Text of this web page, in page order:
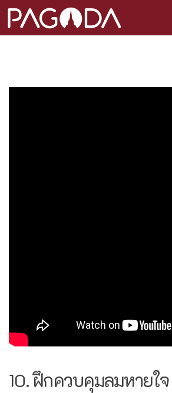
10. ฝึกควบคุมลมหายใ